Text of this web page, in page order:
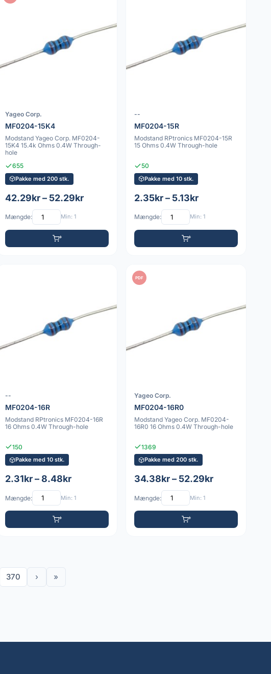
Yageo Corp.
MF0204-15K4
Modstand Yageo Corp. MF0204-
15K4 15.4k Ohms 0.4W Through-
hole
655
Pakke med 200 stk.
42.29kr – 52.29kr
Mængde: Min: 1
--
MF0204-15R
Modstand RPtronics MF0204-15R
15 Ohms 0.4W Through-hole
50
Pakke med 10 stk.
2.35kr – 5.13kr
Mængde: Min: 1
--
MF0204-16R
Modstand RPtronics MF0204-16R
16 Ohms 0.4W Through-hole
150
Pakke med 10 stk.
2.31kr – 8.48kr
Mængde: Min: 1
PDF
Yageo Corp.
MF0204-16R0
Modstand Yageo Corp. MF0204-
16R0 16 Ohms 0.4W Through-hole
1369
Pakke med 200 stk.
34.38kr – 52.29kr
Mængde: Min: 1
370 › »